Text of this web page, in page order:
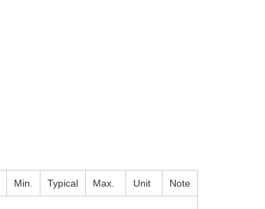
Min. Typical Max. Unit Note